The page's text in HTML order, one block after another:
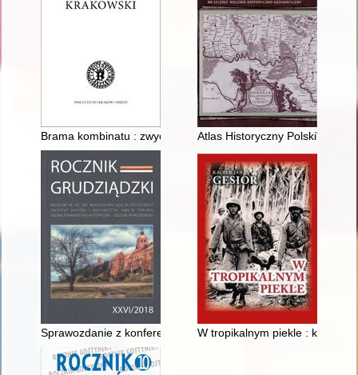
Brama kombinatu : zwycięskie koncepcje projektów Centrum
Atlas Historyczny Polski" a
Sprawozdanie z konferencji naukowej "Wojsko w przestrzeni
W tropikalnym piekle :